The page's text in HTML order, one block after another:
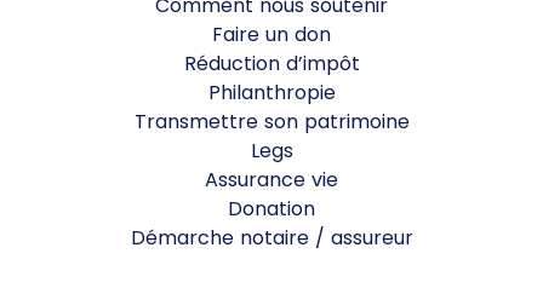
Comment nous soutenir
Faire un don
Réduction d’impôt
Philanthropie
Transmettre son patrimoine
Legs
Assurance vie
Donation
Démarche notaire / assureur